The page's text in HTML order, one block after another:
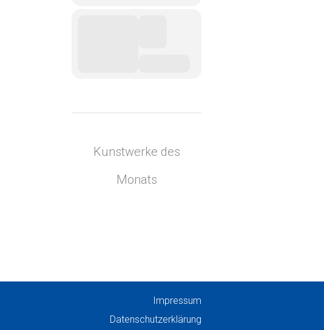
Kunstwerke des
Monats
Impressum
Datenschutzerklärung